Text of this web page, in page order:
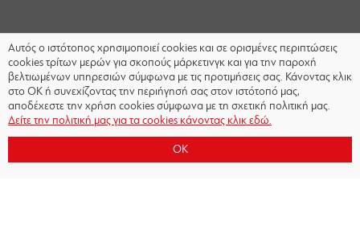
Αυτός ο ιστότοπος χρησιμοποιεί cookies και σε ορισμένες περιπτώσεις
cookies τρίτων μερών για σκοπούς μάρκετινγκ και για την παροχή
βελτιωμένων υπηρεσιών σύμφωνα με τις προτιμήσεις σας. Κάνοντας κλικ
στο OK ή συνεχίζοντας την περιήγησή σας στον ιστότοπό μας,
αποδέχεστε την χρήση cookies σύμφωνα με τη σχετική πολιτική μας.
Δείτε την πολιτική μας για τα cookies κάνοντας κλικ εδώ.
OK